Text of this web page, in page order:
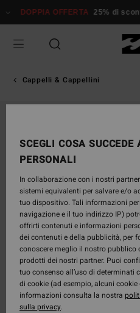
alle
prodotto
DOPPIA OFFERTA 25% di sconto
Cappelli & Cappellini
SCEGLI COSA
PERSONALI
In collaborazione con i nostri
sistemi equivalenti per salvare e/o
tuo dispositivo. Tali informazioni
navigazione e il tuo indirizzo IP)
offrirti contenuti e informazioni
dei contenuti e della pubblicità, per
conoscere meglio il nostro pubblico
prodotti dei nostri partner. Puoi
tuo consenso all’uso di determinati
di cookie (ad esempio, alcuni
informazioni consulta la nostra
sulla privacy.